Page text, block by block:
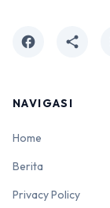
facebook share
NAVIGASI
Home
Berita
Privacy Policy